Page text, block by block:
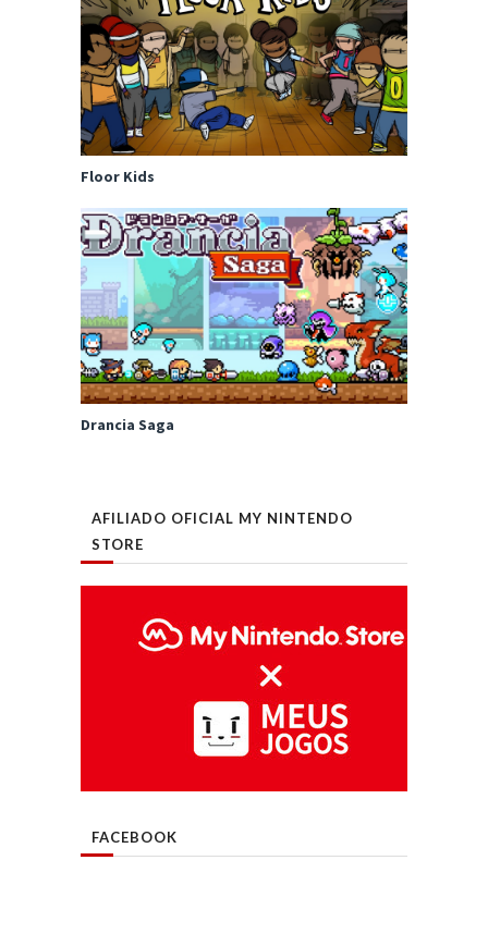
Floor Kids
Drancia Saga
AFILIADO OFICIAL MY NINTENDO
STORE
FACEBOOK